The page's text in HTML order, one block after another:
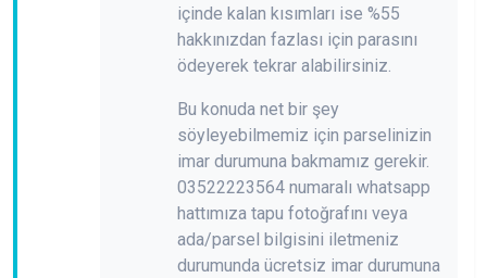
içinde kalan kısımları ise %55
hakkınızdan fazlası için parasını
ödeyerek tekrar alabilirsiniz.
Bu konuda net bir şey
söyleyebilmemiz için parselinizin
imar durumuna bakmamız gerekir.
03522223564 numaralı whatsapp
hattımıza tapu fotoğrafını veya
ada/parsel bilgisini iletmeniz
durumunda ücretsiz imar durumuna